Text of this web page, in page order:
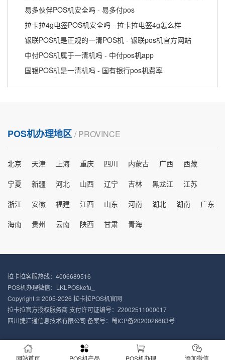
易多伙伴POS机安全吗 - 易多付pos
拉卡拉4g电签POS机安全吗 - 拉卡拉电签4g怎么样
银联POS机是正规的一清POS机 - 银联pos机官方网站
中付POS机属于一清机吗 - 中付pos机app
国银POS机是一清机吗 - 国有银行pos机费率
POS机办理地区 / PROVINCE
北京 天津 上海 重庆 四川 内蒙古 广西
西藏
宁夏
新疆 河北 山西 辽宁 吉林 黑龙江
江苏
浙江
安徽 福建 江西 山东 河南 湖北 湖南
广东
海南
贵州 云南 陕西 甘肃 青海
拉卡拉客服热线：4006689516
POS机办理微信：LKLPOSkefu_
Copyright © 2005-2026 拉卡拉POS机官网
拉卡拉官方授权服务商 支付许可证编号：Z2002511000017
四川捷汇通信息技术有限公司 备案号： 蜀ICP备2020026683号
网站首页 POS机产品 POS机办理 添加微信